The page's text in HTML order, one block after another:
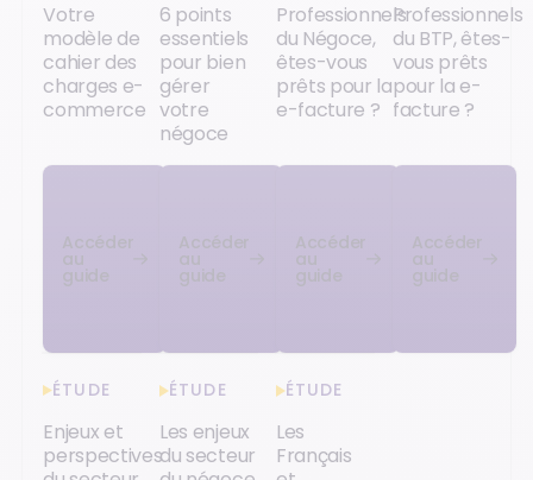
Votre
modèle de
cahier des
charges e-
commerce
Accéder
au
guide
6 points
essentiels
pour bien
gérer
votre
négoce
Accéder
au
guide
Professionnels
du Négoce,
êtes-vous
prêts pour la
e-facture ?
Accéder
au
guide
Professionnels
du BTP, êtes-
vous prêts
pour la e-
facture ?
Accéder
au
guide
ÉTUDE
Enjeux et
perspectives
ÉTUDE
Les enjeux
du secteur
ÉTUDE
Les
Français